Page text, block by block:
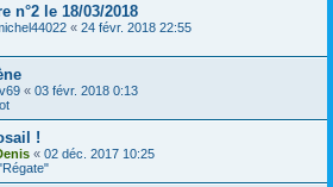
n°2 le 18/03/2018
« 24 févr. 2018 22:55
« 03 févr. 2018 0:13
!
« 02 déc. 2017 10:25